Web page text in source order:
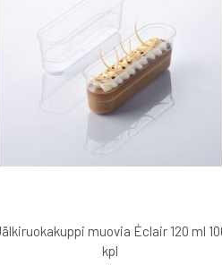
muovia Éclair 120 ml
kpl